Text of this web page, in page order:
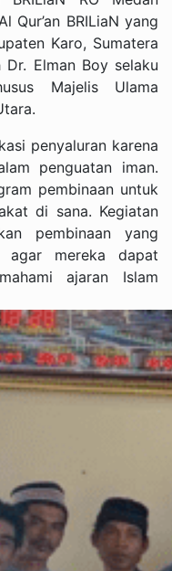
Qur’an BRILiaN yang
Karo, Sumatera
Elman Boy selaku
Majelis Ulama
penyaluran karena
penguatan iman.
pembinaan untuk
di sana. Kegiatan
pembinaan yang
agar mereka dapat
ajaran Islam